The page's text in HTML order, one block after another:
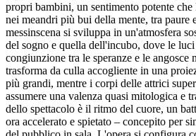
propri bambini, un sentimento potente che
nei meandri più bui della mente, tra paure
messinscena si sviluppa in un'atmosfera
del sogno e quella dell'incubo, dove le
congiunzione tra le speranze e le angosce
trasforma da culla accogliente in una
più grandi, mentre i corpi delle attrici
assumere una valenza quasi mitologica e
dello spettacolo è il ritmo del cuore, un
ora accelerato e spietato – concepito per